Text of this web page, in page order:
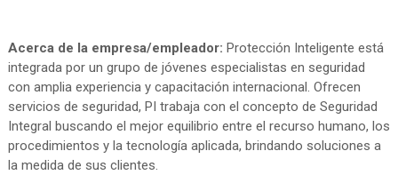
Acerca de la empresa/empleador: Protección Inteligente está
integrada por un grupo de jóvenes especialistas en seguridad
con amplia experiencia y capacitación internacional. Ofrecen
servicios de seguridad, PI trabaja con el concepto de Seguridad
Integral buscando el mejor equilibrio entre el recurso humano, los
procedimientos y la tecnología aplicada, brindando soluciones a
la medida de sus clientes.